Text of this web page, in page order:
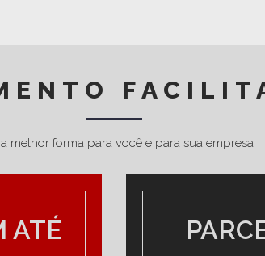
melhor forma para você e para sua empresa
ATÉ